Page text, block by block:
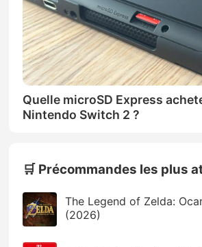
Quelle microSD Express
Nintendo Switch 2 ?
🛒 Précommandes les plus
The Legend of Zelda:
(2026)